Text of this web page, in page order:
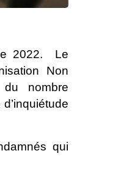
2022. Le
Non
du nombre
qui